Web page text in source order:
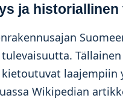
ja historiallinen
Wikipedian